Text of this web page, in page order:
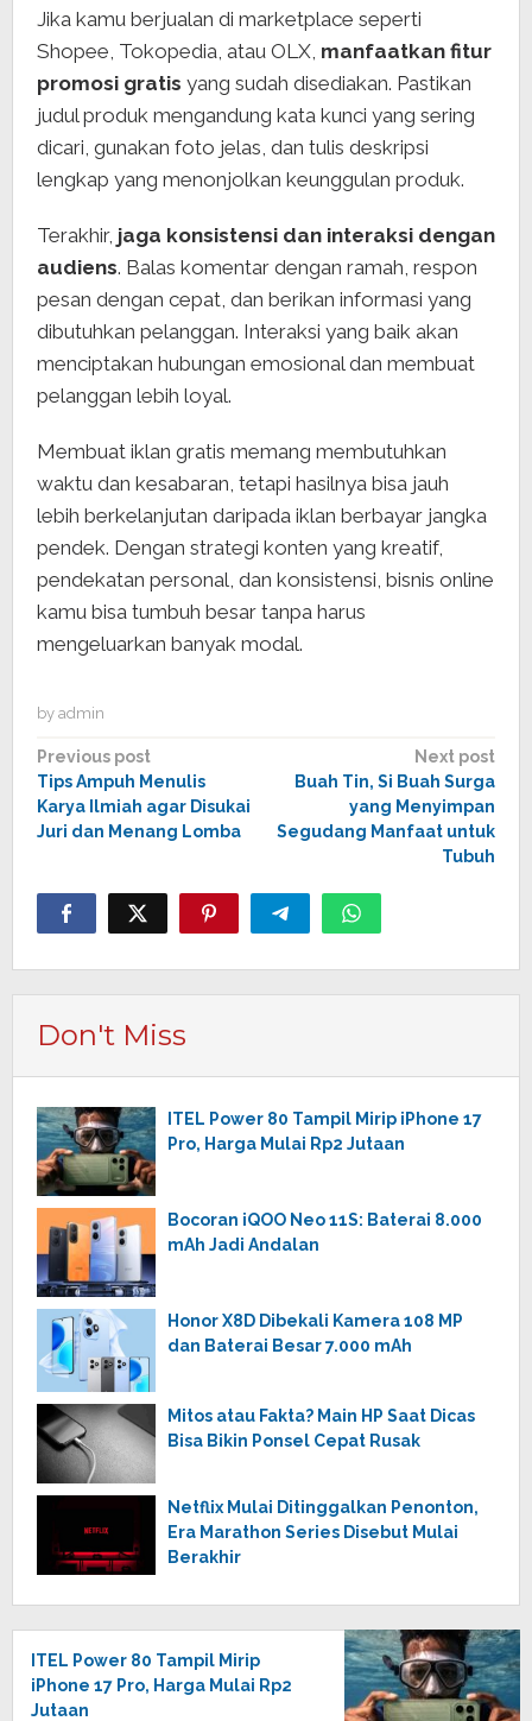
Jika kamu berjualan di marketplace seperti
Shopee, Tokopedia, atau OLX, manfaatkan fitur
promosi gratis yang sudah disediakan. Pastikan
judul produk mengandung kata kunci yang sering
dicari, gunakan foto jelas, dan tulis deskripsi
lengkap yang menonjolkan keunggulan produk.
Terakhir, jaga konsistensi dan interaksi dengan
audiens. Balas komentar dengan ramah, respon
pesan dengan cepat, dan berikan informasi yang
dibutuhkan pelanggan. Interaksi yang baik akan
menciptakan hubungan emosional dan membuat
pelanggan lebih loyal.
Membuat iklan gratis memang membutuhkan
waktu dan kesabaran, tetapi hasilnya bisa jauh
lebih berkelanjutan daripada iklan berbayar jangka
pendek. Dengan strategi konten yang kreatif,
pendekatan personal, dan konsistensi, bisnis online
kamu bisa tumbuh besar tanpa harus
mengeluarkan banyak modal.
by admin
Post
navigation
Previous post
Tips Ampuh Menulis
Karya Ilmiah agar Disukai
Juri dan Menang Lomba
Next post
Buah Tin, Si Buah Surga
yang Menyimpan
Segudang Manfaat untuk
Tubuh
Don't Miss
ITEL Power 80 Tampil Mirip iPhone 17
Pro, Harga Mulai Rp2 Jutaan
Bocoran iQOO Neo 11S: Baterai 8.000
mAh Jadi Andalan
Honor X8D Dibekali Kamera 108 MP
dan Baterai Besar 7.000 mAh
Mitos atau Fakta? Main HP Saat Dicas
Bisa Bikin Ponsel Cepat Rusak
Netflix Mulai Ditinggalkan Penonton,
Era Marathon Series Disebut Mulai
Berakhir
ITEL Power 80 Tampil Mirip
iPhone 17 Pro, Harga Mulai Rp2
Jutaan